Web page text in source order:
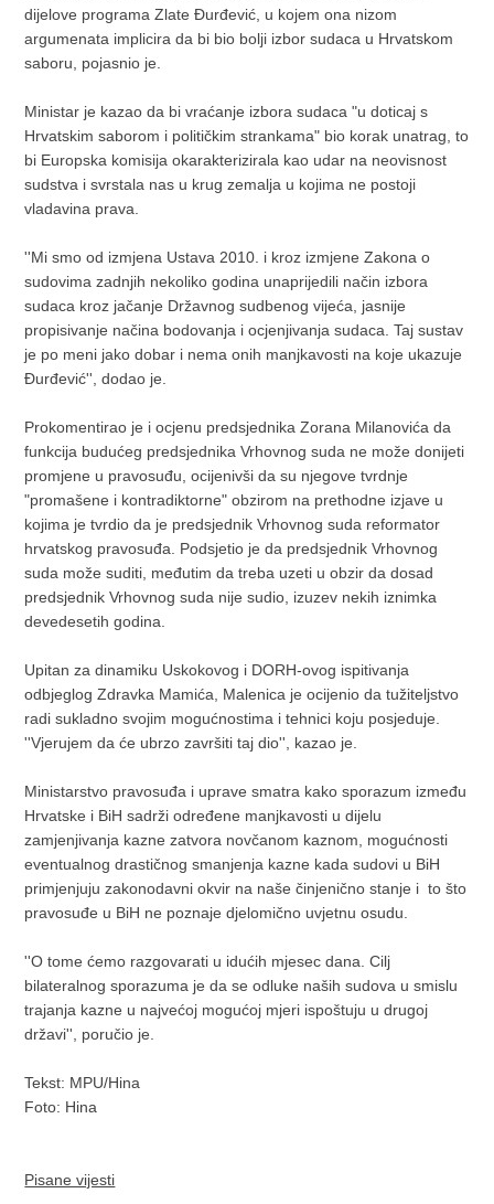
dijelove programa Zlate Đurđević, u kojem ona nizom
argumenata implicira da bi bio bolji izbor sudaca u Hrvatskom
saboru, pojasnio je.
Ministar je kazao da bi vraćanje izbora sudaca "u doticaj s
Hrvatskim saborom i političkim strankama" bio korak unatrag, to
bi Europska komisija okarakterizirala kao udar na neovisnost
sudstva i svrstala nas u krug zemalja u kojima ne postoji
vladavina prava.
''Mi smo od izmjena Ustava 2010. i kroz izmjene Zakona o
sudovima zadnjih nekoliko godina unaprijedili način izbora
sudaca kroz jačanje Državnog sudbenog vijeća, jasnije
propisivanje načina bodovanja i ocjenjivanja sudaca. Taj sustav
je po meni jako dobar i nema onih manjkavosti na koje ukazuje
Đurđević'', dodao je.
Prokomentirao je i ocjenu predsjednika Zorana Milanovića da
funkcija budućeg predsjednika Vrhovnog suda ne može donijeti
promjene u pravosuđu, ocijenivši da su njegove tvrdnje
"promašene i kontradiktorne" obzirom na prethodne izjave u
kojima je tvrdio da je predsjednik Vrhovnog suda reformator
hrvatskog pravosuđa. Podsjetio je da predsjednik Vrhovnog
suda može suditi, međutim da treba uzeti u obzir da dosad
predsjednik Vrhovnog suda nije sudio, izuzev nekih iznimka
devedesetih godina.
Upitan za dinamiku Uskokovog i DORH-ovog ispitivanja
odbjeglog Zdravka Mamića, Malenica je ocijenio da tužiteljstvo
radi sukladno svojim mogućnostima i tehnici koju posjeduje.
''Vjerujem da će ubrzo završiti taj dio'', kazao je.
Ministarstvo pravosuđa i uprave smatra kako sporazum između
Hrvatske i BiH sadrži određene manjkavosti u dijelu
zamjenjivanja kazne zatvora novčanom kaznom, mogućnosti
eventualnog drastičnog smanjenja kazne kada sudovi u BiH
primjenjuju zakonodavni okvir na naše činjenično stanje i to što
pravosuđe u BiH ne poznaje djelomično uvjetnu osudu.
''O tome ćemo razgovarati u idućih mjesec dana. Cilj
bilateralnog sporazuma je da se odluke naših sudova u smislu
trajanja kazne u najvećoj mogućoj mjeri ispoštuju u drugoj
državi'', poručio je.
Tekst: MPU/Hina
Foto: Hina
Pisane vijesti